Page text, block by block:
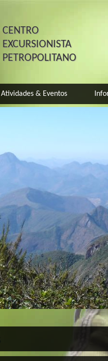
CENTRO
EXCURSIONISTA
PETROPOLITANO
Atividades & Eventos